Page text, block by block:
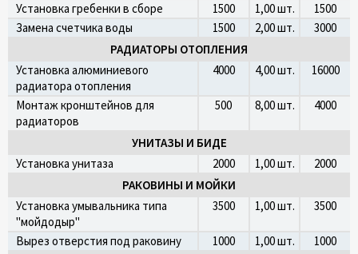
Установка гребенки в сборе
1500 1,00 шт.
1500
Замена счетчика воды
1500 2,00 шт.
3000
РАДИАТОРЫ ОТОПЛЕНИЯ
Установка алюминиевого
радиатора отопления
4000 4,00 шт. 16000
Монтаж кронштейнов для
радиаторов
500 8,00 шт. 4000
УНИТАЗЫ И БИДЕ
Установка унитаза
2000 1,00 шт.
2000
РАКОВИНЫ И МОЙКИ
Установка умывальника типа
"мойдодыр"
3500 1,00 шт. 3500
Вырез отверстия под раковину 1000 1,00 шт.
1000